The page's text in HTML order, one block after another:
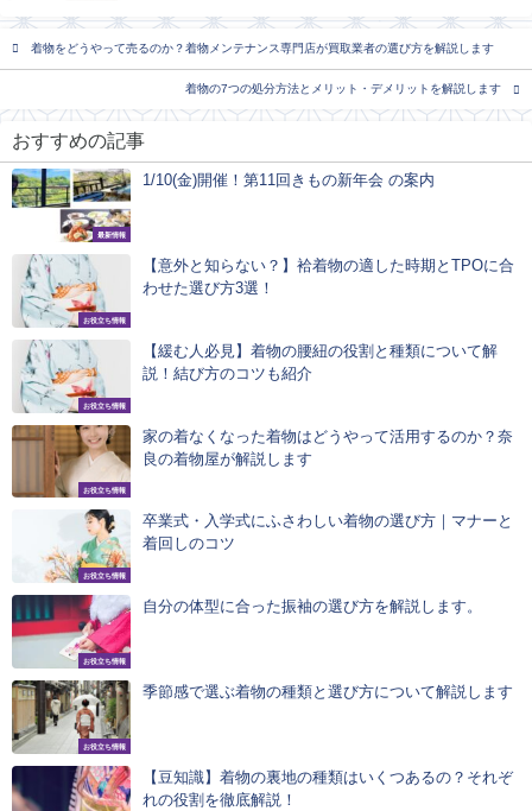
着物をどうやって売るのか？着物メンテナンス専門店が買取業者の選び方を解説します
着物の7つの処分方法とメリット・デメリットを解説します
おすすめの記事
最新情報
1/10(金)開催！第11回きもの新年会 の案内
お役立ち情報
【意外と知らない？】袷着物の適した時期とTPOに合
わせた選び方3選！
お役立ち情報
【緩む人必見】着物の腰紐の役割と種類について解
説！結び方のコツも紹介
お役立ち情報
家の着なくなった着物はどうやって活用するのか？奈
良の着物屋が解説します
お役立ち情報
卒業式・入学式にふさわしい着物の選び方｜マナーと
着回しのコツ
お役立ち情報
自分の体型に合った振袖の選び方を解説します。
お役立ち情報
季節感で選ぶ着物の種類と選び方について解説します
【豆知識】着物の裏地の種類はいくつあるの？それぞ
れの役割を徹底解説！